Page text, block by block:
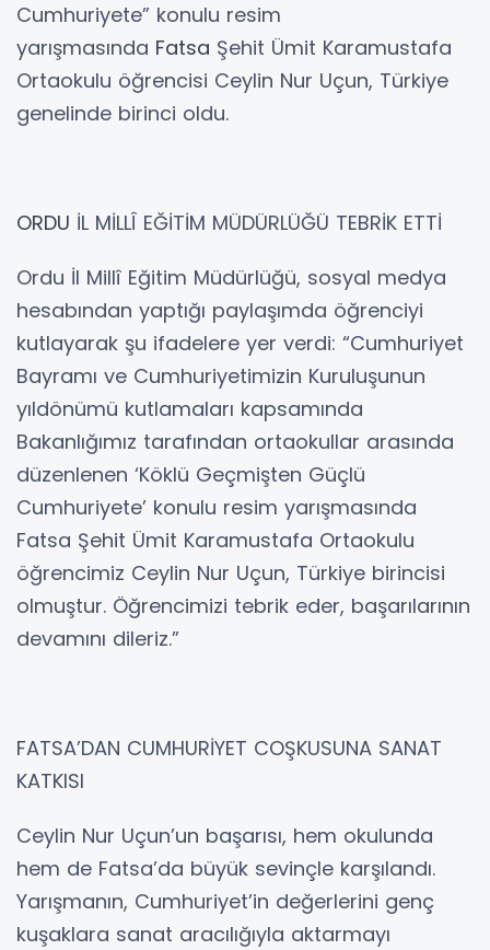
Cumhuriyete” konulu resim
yarışmasında Fatsa Şehit Ümit Karamustafa
Ortaokulu öğrencisi Ceylin Nur Uçun, Türkiye
genelinde birinci oldu.
ORDU İL MİLLÎ EĞİTİM MÜDÜRLÜĞÜ TEBRİK ETTİ
Ordu İl Millî Eğitim Müdürlüğü, sosyal medya
hesabından yaptığı paylaşımda öğrenciyi
kutlayarak şu ifadelere yer verdi: “Cumhuriyet
Bayramı ve Cumhuriyetimizin Kuruluşunun
yıldönümü kutlamaları kapsamında
Bakanlığımız tarafından ortaokullar arasında
düzenlenen ‘Köklü Geçmişten Güçlü
Cumhuriyete’ konulu resim yarışmasında
Fatsa Şehit Ümit Karamustafa Ortaokulu
öğrencimiz Ceylin Nur Uçun, Türkiye birincisi
olmuştur. Öğrencimizi tebrik eder, başarılarının
devamını dileriz.”
FATSA’DAN CUMHURİYET COŞKUSUNA SANAT
KATKISI
Ceylin Nur Uçun’un başarısı, hem okulunda
hem de Fatsa’da büyük sevinçle karşılandı.
Yarışmanın, Cumhuriyet’in değerlerini genç
kuşaklara sanat aracılığıyla aktarmayı